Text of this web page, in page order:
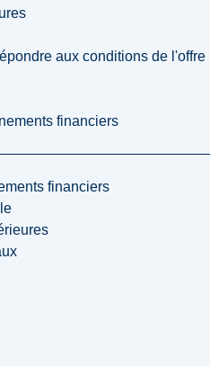
aux conditions de l'offre
financiers
financiers